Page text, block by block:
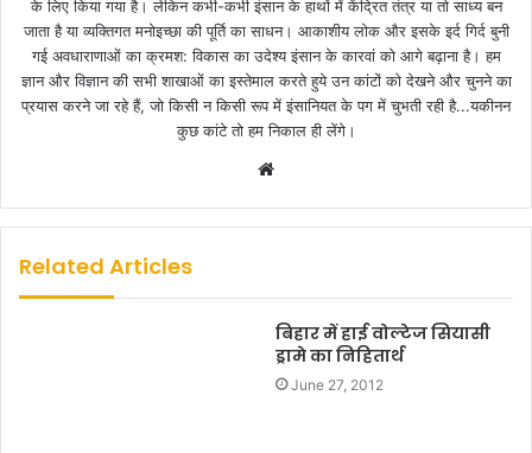
के लिए किया गया है। लेकिन कभी-कभी इंसान के हाथों में केंद्रित तंत्र या तो साध्य बन
जाता है या व्यक्तिगत मनोइच्छा की पूर्ति का साधन। आकाशीय लोक और इसके इर्द गिर्द बुनी
गई अवधाराणाओं का क्रमश: विकास का उदेश्य इंसान के कारवां को आगे बढ़ाना है। हम
ज्ञान और विज्ञान की सभी शाखाओं का इस्तेमाल करते हुये उन कांटों को देखने और चुनने का
प्रयास करने जा रहे हैं, जो किसी न किसी रूप में इंसानियत के पग में चुभती रही है...यकीनन
कुछ कांटे तो हम निकाल ही लेंगे।
b
e
Related Articles
बिहार में हाई वोल्टेज सियासी
ड्रामे का निहितार्थ
June 27, 2012